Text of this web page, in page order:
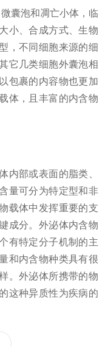
囊泡和凋亡小体，临
小、合成方式、生物
，不同细胞来源的细
它几类细胞外囊泡相
包裹的内容物也更加
体，且丰富的内含物
部或表面的脂类、
量可分为特定型和非
载体中发挥重要的支
成分。外泌体内含物
有特定分子机制的主
和内含物种类具有很
。外泌体所携带的物
这种异质性为疾病的